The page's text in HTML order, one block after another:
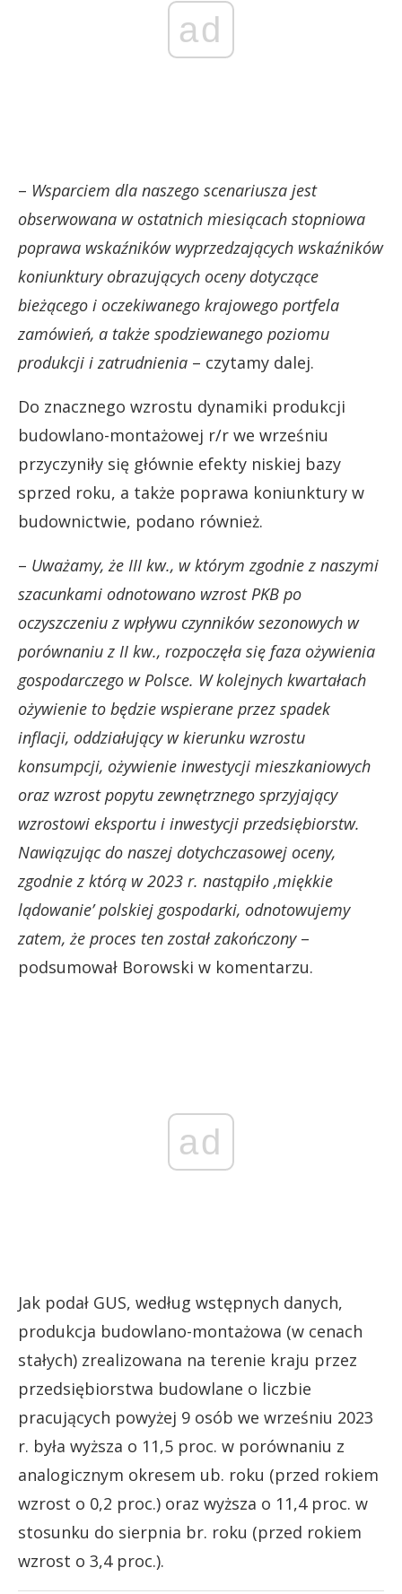
ad
– Wsparciem dla naszego scenariusza jest
obserwowana w ostatnich miesiącach stopniowa
poprawa wskaźników wyprzedzających wskaźników
koniunktury obrazujących oceny dotyczące
bieżącego i oczekiwanego krajowego portfela
zamówień, a także spodziewanego poziomu
produkcji i zatrudnienia – czytamy dalej.
Do znacznego wzrostu dynamiki produkcji
budowlano-montażowej r/r we wrześniu
przyczyniły się głównie efekty niskiej bazy
sprzed roku, a także poprawa koniunktury w
budownictwie, podano również.
– Uważamy, że III kw., w którym zgodnie z naszymi
szacunkami odnotowano wzrost PKB po
oczyszczeniu z wpływu czynników sezonowych w
porównaniu z II kw., rozpoczęła się faza ożywienia
gospodarczego w Polsce. W kolejnych kwartałach
ożywienie to będzie wspierane przez spadek
inflacji, oddziałujący w kierunku wzrostu
konsumpcji, ożywienie inwestycji mieszkaniowych
oraz wzrost popytu zewnętrznego sprzyjający
wzrostowi eksportu i inwestycji przedsiębiorstw.
Nawiązując do naszej dotychczasowej oceny,
zgodnie z którą w 2023 r. nastąpiło ‚miękkie
lądowanie’ polskiej gospodarki, odnotowujemy
zatem, że proces ten został zakończony–
podsumował Borowski w komentarzu.
ad
Jak podał GUS, według wstępnych danych,
produkcja budowlano-montażowa (w cenach
stałych) zrealizowana na terenie kraju przez
przedsiębiorstwa budowlane o liczbie
pracujących powyżej 9 osób we wrześniu 2023
r. była wyższa o 11,5 proc. w porównaniu z
analogicznym okresem ub. roku (przed rokiem
wzrost o 0,2 proc.) oraz wyższa o 11,4 proc. w
stosunku do sierpnia br. roku (przed rokiem
wzrost o 3,4 proc.).